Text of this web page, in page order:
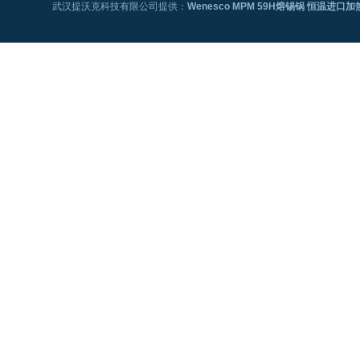
武汉提沃克科技有限公司提供： Wenesco MPM 59H熔锡锅 恒温进口加